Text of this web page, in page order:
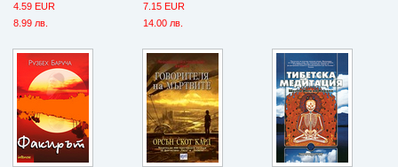
4.59 EUR
8.99 лв.
7.15 EUR
14.00 лв.